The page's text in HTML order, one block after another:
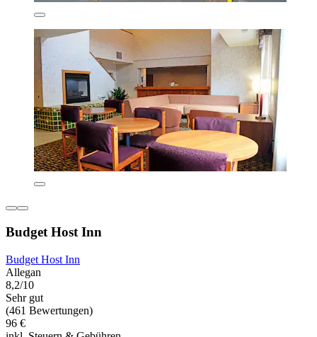
Budget Host Inn
Budget Host Inn
Allegan
8,2/10
Sehr gut
(461 Bewertungen)
96 €